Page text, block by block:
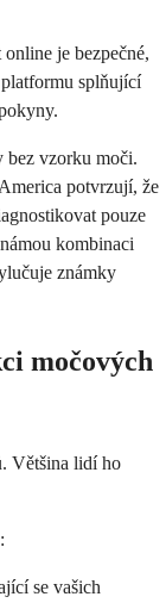
je bezpečné,
splňující
bez vzorku moči.
potvrzují, že
pouze
kombinaci
známky
močových
Většina lidí ho
se vašich